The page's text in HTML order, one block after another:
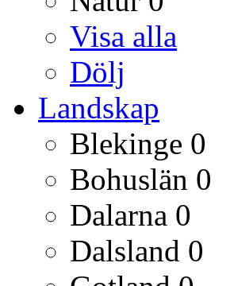
Visa alla
Dölj
Landskap
Blekinge 0
Bohuslän 0
Dalarna 0
Dalsland 0